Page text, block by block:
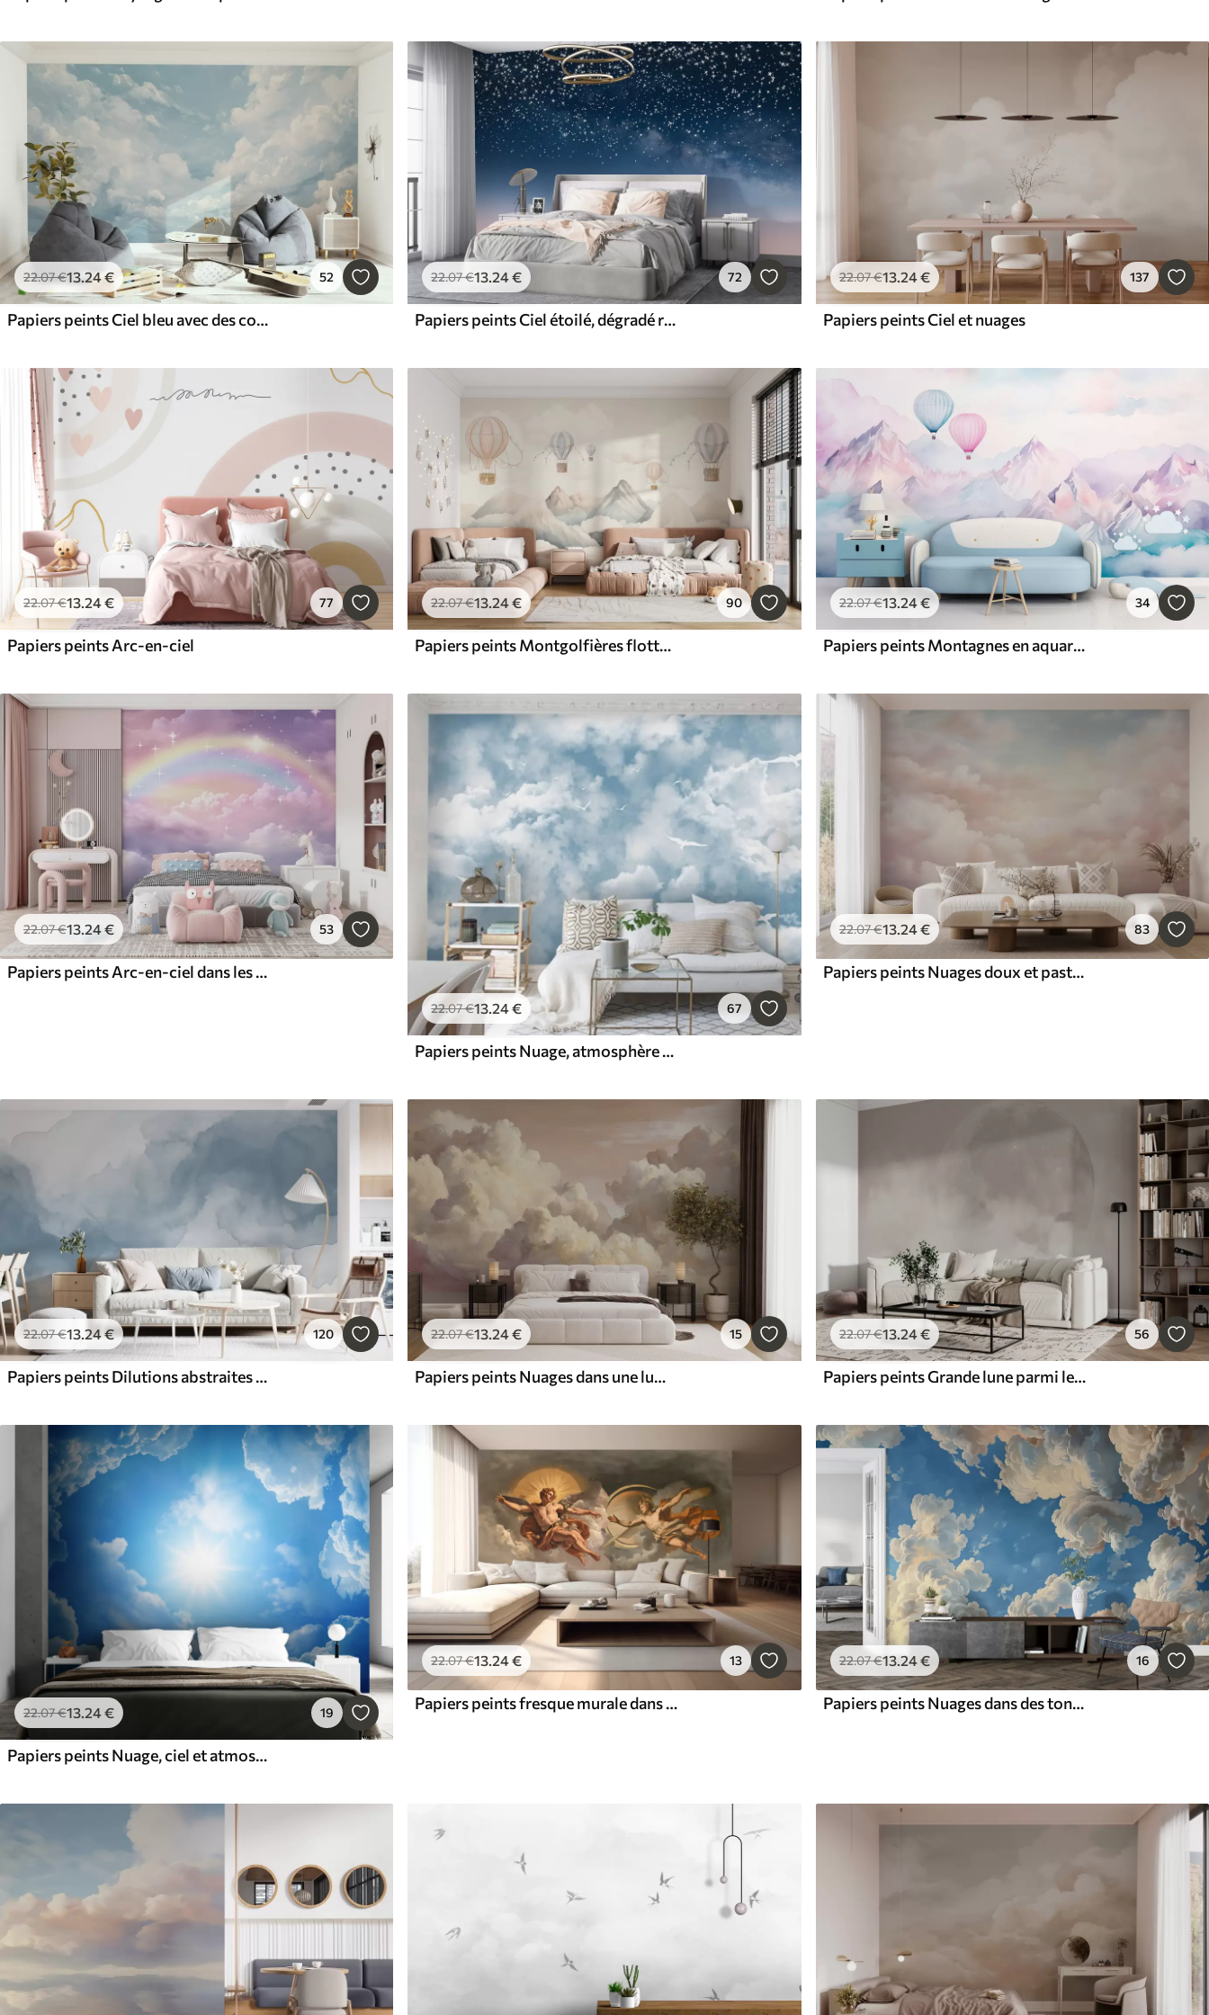
22.07€13.24€ 52
Papiers peints Ciel bleu avec des coups de pinceau simulés à l'huile
22.07€13 .24€ 72
Papiers peints Ciel étoilé, dégradé rose, cosmique, constellations
22.07€13.24€ 137
Papiers peints Ciel et nuages
22.07€13.24€ 77
Papiers peints Arc-en-ciel
22.07€13.24€ 90
Papiers peints Montgolfières flottant au-dessus des montagnes dans des tons neutres, doux et pastel
22.07€13.24€ 34
Papiers peints Montagnes en aquarelle avec des ballons d'air, éthéré, couleurs bleues
22.07€13 .24€ 53
Papiers peints Arc-en-ciel dans les nuages
22.07€13 .24€ 67
Papiers peints Nuage, atmosphère et ciel
22.07€13.24€ 83
Papiers peints Nuages doux et pastel dans les tons rose, crème et bleu
22.07€13.24€ 120
Papiers peints Dilutions abstraites de peinture
22.07€13.24€ 15
Papiers peints Nuages dans une lumière rose pastel chaude
22.07€13.24€ 56
Papiers peints Grande lune parmi les nuages de style loft de couleur beige
22.07€13.24€ 19
Papiers peints Nuage, ciel et atmosphère
22.07€13 .24€ 13
Papiers peints fresque murale dans le style des fresques de la Renaissance dans des tons beiges et foncés. Deux figures masculines de dieux se tendant la main
22.07€13.24€ 16
Papiers peints Nuages dans des tons chauds de crème et de pêche pâle sur un ciel d'un bleu profond et lumineux